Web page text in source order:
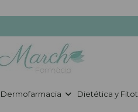
Dermofarmacia Dietética y